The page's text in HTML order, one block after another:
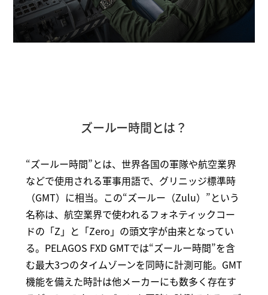
ズールー時間とは？
“ズールー時間”とは、世界各国の軍隊や航空業界
などで使用される軍事用語で、グリニッジ標準時
（GMT）に相当。この“ズールー（Zulu）”という
名称は、航空業界で使われるフォネティックコー
ドの「Z」と「Zero」の頭文字が由来となってい
る。PELAGOS FXD GMTでは“ズールー時間”を含
む最大3つのタイムゾーンを同時に計測可能。GMT
機能を備えた時計は他メーカーにも数多く存在す